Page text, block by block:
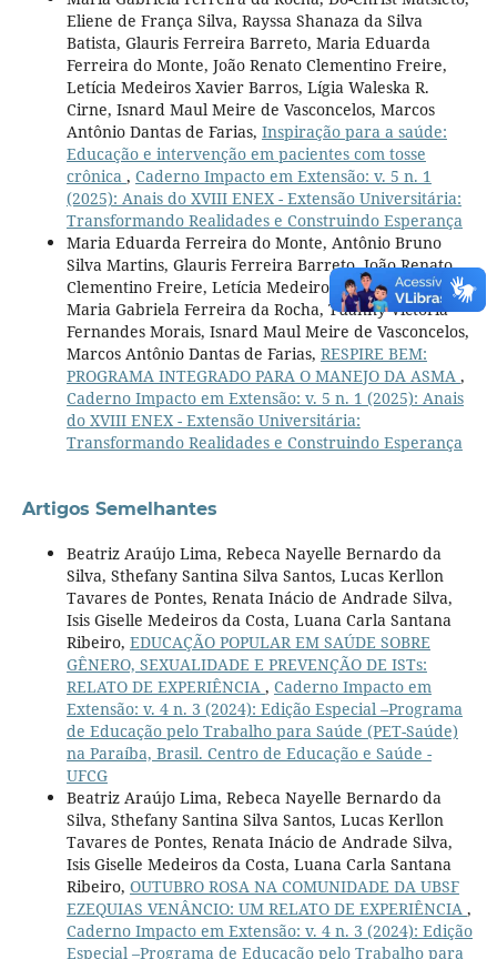
Eliene de França Silva, Rayssa Shanaza da Silva
Batista, Glauris Ferreira Barreto, Maria Eduarda
Ferreira do Monte, João Renato Clementino Freire,
Letícia Medeiros Xavier Barros, Lígia Waleska R.
Cirne, Isnard Maul Meire de Vasconcelos, Marcos
Antônio Dantas de Farias, Inspiração para a saúde:
Educação e intervenção em pacientes com tosse
crônica , Caderno Impacto em Extensão: v. 5 n. 1
(2025): Anais do XVIII ENEX - Extensão Universitária:
Transformando Realidades e Construindo Esperança
Maria Eduarda Ferreira do Monte, Antônio Bruno
Silva Martins, Glauris Ferreira Barreto, João Renato
Clementino Freire, Letícia Medeiros Xavier de Barros,
Maria Gabriela Ferreira da Rocha, Tuanny Victória
Fernandes Morais, Isnard Maul Meire de Vasconcelos,
Marcos Antônio Dantas de Farias, RESPIRE BEM:
PROGRAMA INTEGRADO PARA O MANEJO DA ASMA ,
Caderno Impacto em Extensão: v. 5 n. 1 (2025): Anais
do XVIII ENEX - Extensão Universitária:
Transformando Realidades e Construindo Esperança
Artigos Semelhantes
Beatriz Araújo Lima, Rebeca Nayelle Bernardo da
Silva, Sthefany Santina Silva Santos, Lucas Kerllon
Tavares de Pontes, Renata Inácio de Andrade Silva,
Isis Giselle Medeiros da Costa, Luana Carla Santana
Ribeiro, EDUCAÇÃO POPULAR EM SAÚDE SOBRE
GÊNERO, SEXUALIDADE E PREVENÇÃO DE ISTs:
RELATO DE EXPERIÊNCIA , Caderno Impacto em
Extensão: v. 4 n. 3 (2024): Edição Especial –Programa
de Educação pelo Trabalho para Saúde (PET-Saúde)
na Paraíba, Brasil. Centro de Educação e Saúde -
UFCG
Beatriz Araújo Lima, Rebeca Nayelle Bernardo da
Silva, Sthefany Santina Silva Santos, Lucas Kerllon
Tavares de Pontes, Renata Inácio de Andrade Silva,
Isis Giselle Medeiros da Costa, Luana Carla Santana
Ribeiro, OUTUBRO ROSA NA COMUNIDADE DA UBSF
EZEQUIAS VENÂNCIO: UM RELATO DE EXPERIÊNCIA ,
Caderno Impacto em Extensão: v. 4 n. 3 (2024): Edição
Especial –Programa de Educação pelo Trabalho para